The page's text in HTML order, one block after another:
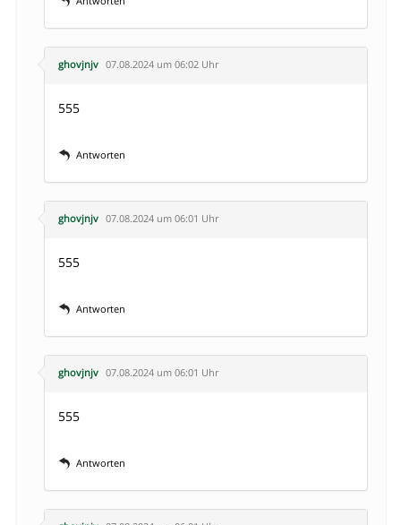
ghovjnjv 07.08.2024 um 06:02 Uhr
555
Antworten
ghovjnjv 07.08.2024 um 06:01 Uhr
555
Antworten
ghovjnjv 07.08.2024 um 06:01 Uhr
555
Antworten